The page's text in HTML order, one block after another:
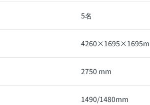
5名
2750 mm
1490/1480mm